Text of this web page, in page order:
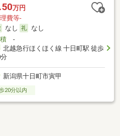
万円
費等-
なし
なし
-
北越急行ほくほく線 十日町駅 徒歩
新潟県十日町市寅甲
20分以内